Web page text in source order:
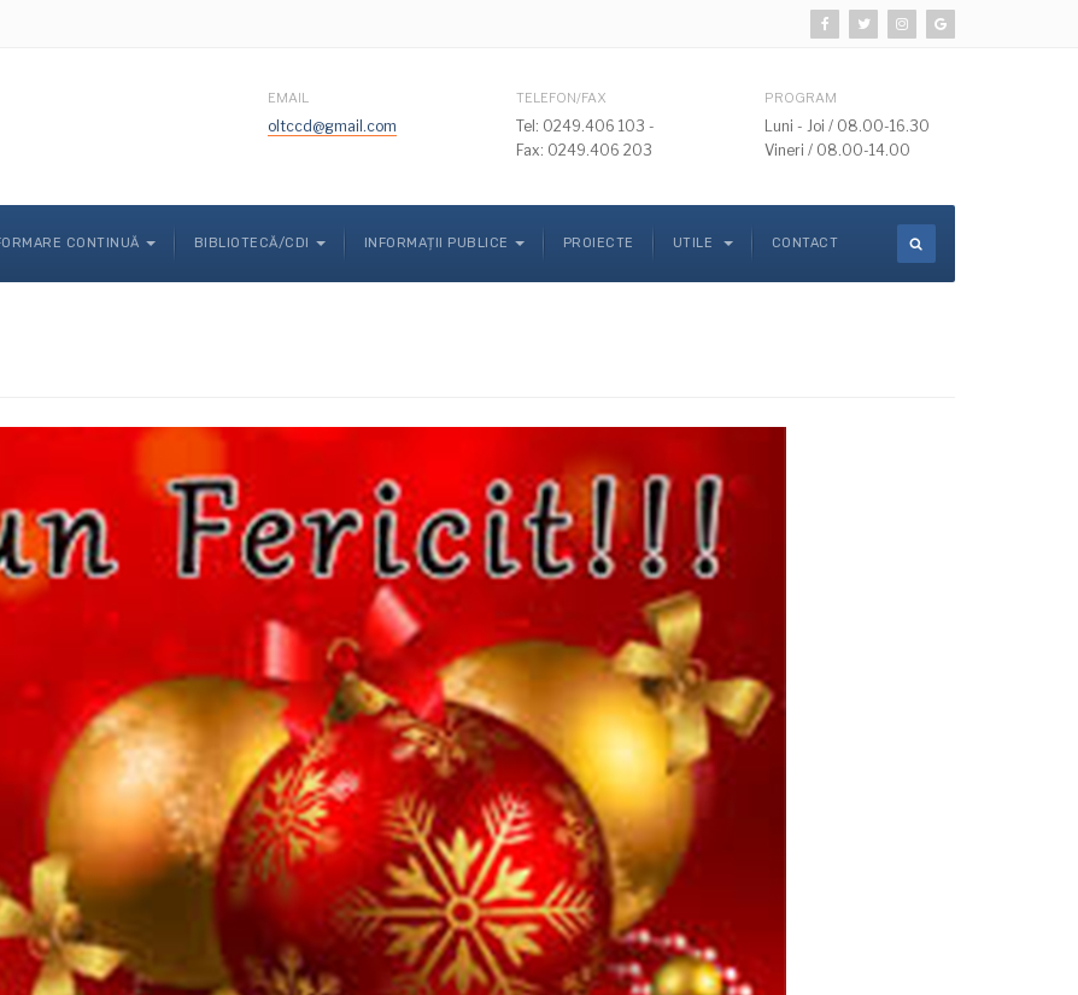
EMAIL
oltccd@gmail.com
TELEFON/FAX
Tel: 0249.406 103 -
Fax: 0249.406 203
PROGRAM
Luni - Joi / 08.00-16.30
Vineri / 08.00-14.00
CONTINUĂ BIBLIOTECĂ/CDI INFORMAȚII PUBLICE PROIECTE UTILE CONTACT